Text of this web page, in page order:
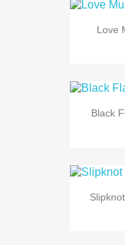
Love
Black